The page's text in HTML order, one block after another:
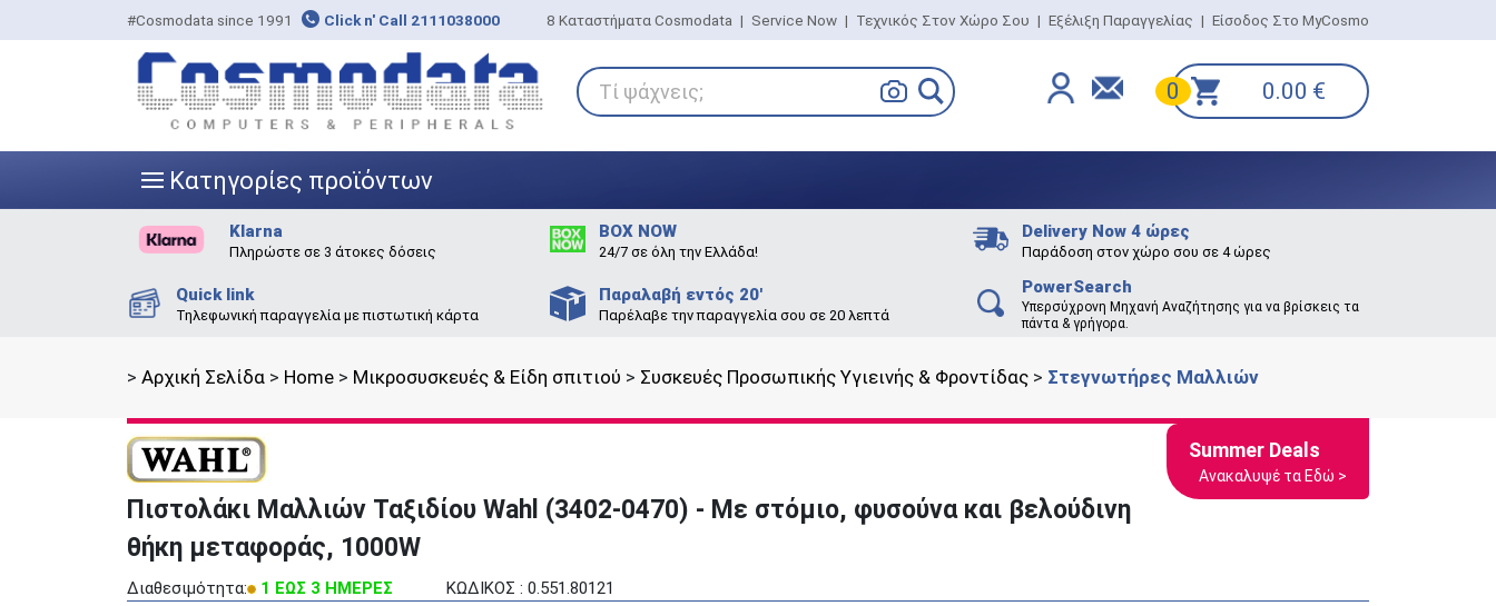
#Cosmodata since 1991 Click n' Call 2111038000 8 Καταστήματα Cosmodata | Service Now | Τεχνικός Στον Χώρο Σου | Εξέλιξη Παραγγελίας | Είσοδος Στο MyCosmo
Τί ψάχνεις; 0 0.00 €
||| Κατηγορίες προϊόντων
Klarna
Πληρώστε σε 3 άτοκες δόσεις
BOX NOW
24/7 σε όλη την Ελλάδα!
Delivery Now 4 ώρες
Παράδοση στον χώρο σου σε 4 ώρες
Quick link
Τηλεφωνική παραγγελία με πιστωτική κάρτα
Παραλαβή εντός 20'
Παρέλαβε την παραγγελία σου σε 20 λεπτά
PowerSearch
Υπερσύχρονη Μηχανή Αναζήτησης για να βρίσκεις τα
πάντα & γρήγορα.
> Αρχική Σελίδα > Home > Μικροσυσκευές & Είδη σπιτιού > Συσκευές Προσωπικής Υγιεινής & Φροντίδας > Στεγνωτήρες Μαλλιών
Summer Deals
Ανακαλυψέ τα Εδώ >
Πιστολάκι Μαλλιών Ταξιδίου Wahl (3402-0470) - Mε στόμιο, φυσούνα και βελούδινη
θήκη μεταφοράς, 1000W
Διαθεσιμότητα: 1 ΕΩΣ 3 ΗΜΕΡΕΣ ΚΩΔΙΚΟΣ : 0.551.80121